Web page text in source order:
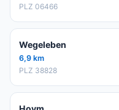
PLZ 06466
Wegeleben
6,9 km
PLZ 38828